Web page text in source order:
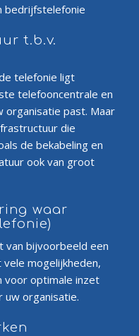
bedrijfstelefonie
t.b.v.
telefonie ligt
telefooncentrale en
organisatie past. Maar
die
de bekabeling en
ook van groot
waar
van bijvoorbeeld een
mogelijkheden,
voor optimale inzet
uw organisatie.